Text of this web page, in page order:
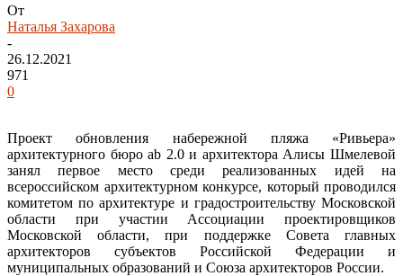
От
Наталья Захарова
-
26.12.2021
971
0
Проект обновления набережной пляжа «Ривьера»
архитектурного бюро ab 2.0 и архитектора Алисы Шмелевой
занял первое место среди реализованных идей на
всероссийском архитектурном конкурсе, который проводился
комитетом по архитектуре и градостроительству Московской
области при участии Ассоциации проектировщиков
Московской области, при поддержке Совета главных
архитекторов субъектов Российской Федерации и
муниципальных образований и Союза архитекторов России.